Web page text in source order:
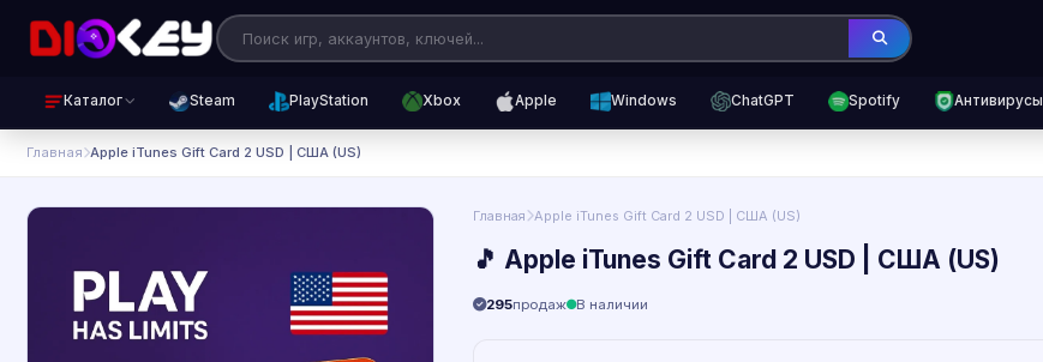
Каталог Steam PlayStation Xbox Apple Windows ChatGPT Spotify Антивирусы
Главная Apple iTunes Gift Card 2 USD | США (US)
Главная Apple iTunes Gift Card 2 USD | США (US)
🎵 Apple iTunes Gift Card 2 USD | США (US)
295продаж В наличии